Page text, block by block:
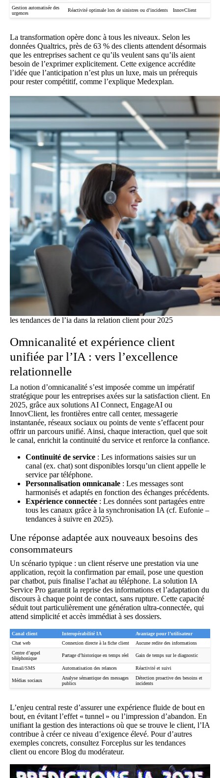
Gestion automatisée des
urgences
Réactivité optimale lors de sinistres ou d’incidents InnovClient
La transformation opère donc à tous les niveaux. Selon les
données Qualtrics, près de 63 % des clients attendent désormais
que les entreprises sachent ce qu’ils veulent sans qu’ils aient
besoin de l’exprimer explicitement. Cette exigence accrédite
l’idée que l’anticipation n’est plus un luxe, mais un prérequis
pour rester compétitif, comme l’explique Medexplan.
les tendances de l’ia dans la relation client pour 2025
Omnicanalité et expérience client
unifiée par l’IA : vers l’excellence
relationnelle
La notion d’omnicanalité s’est imposée comme un impératif
stratégique pour les entreprises axées sur la satisfaction client. En
2025, grâce aux solutions AI Connect, EngageAI ou
InnovClient, les frontières entre call center, messagerie
instantanée, réseaux sociaux ou points de vente s’effacent pour
offrir un parcours unifié. Ainsi, chaque interaction, quel que soit
le canal, enrichit la continuité du service et renforce la confiance.
Continuité de service : Les informations saisies sur un
canal (ex. chat) sont disponibles lorsqu’un client appelle le
service par téléphone.
Personnalisation omnicanale : Les messages sont
harmonisés et adaptés en fonction des échanges précédents.
Expérience connectée : Les données sont partagées entre
tous les canaux grâce à la synchronisation IA (cf. Eufonie –
tendances à suivre en 2025).
Une réponse adaptée aux nouveaux besoins des
consommateurs
Un scénario typique : un client réserve une prestation via une
application, reçoit la confirmation par email, pose une question
par chatbot, puis finalise l’achat au téléphone. La solution IA
Service Pro garantit la reprise des informations et l’adaptation du
discours à chaque point de contact, sans rupture. Cette capacité
séduit tout particulièrement une génération ultra-connectée, qui
attend simplicité et accès immédiat à ses dossiers.
Canal client Interopérabilité IA
Avantage pour l’utilisateur
Chat web
Connexion directe à la fiche client
Aucune redite des informations
Centre d’appel
téléphonique
Partage d’historique en temps réel Gain de temps sur le diagnostic
Email/SMS Automatisation des relances Réactivité et suivi
Médias sociaux
Analyse sémantique des messages
publics
Détection proactive des besoins et
incidents
L’enjeu central reste d’assurer une expérience fluide de bout en
bout, en évitant l’effet « tunnel » ou l’impression d’abandon. En
unifiant la gestion des interactions où que se trouve le client, l’IA
contribue à créer ce niveau d’exigence élevé. Pour d’autres
exemples concrets, consultez Forceplus sur les tendances
client ou encore Blog du modérateur.